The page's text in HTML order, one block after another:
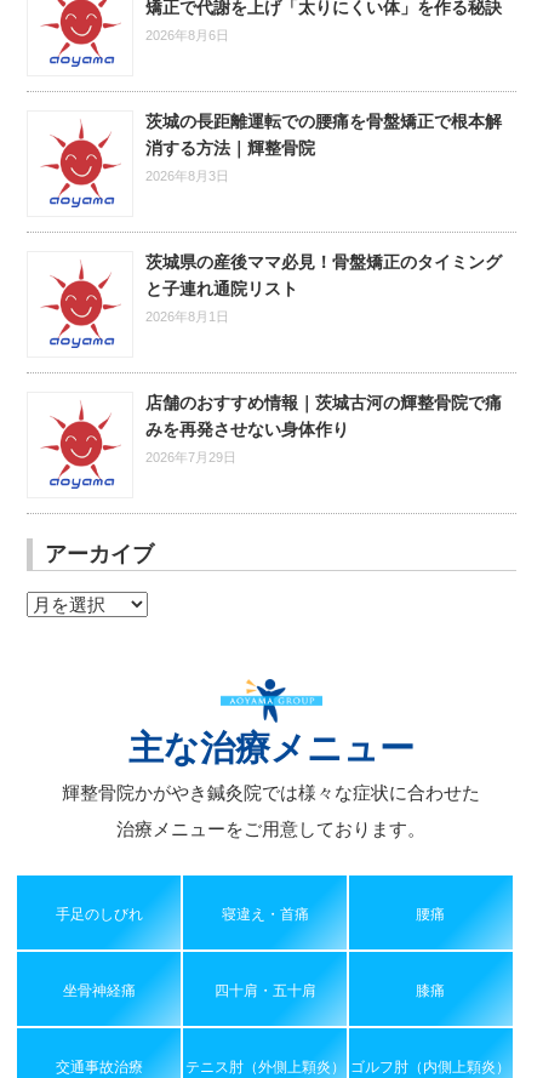
矯正で代謝を上げ「太りにくい体」を作る秘訣
2026年8月6日
茨城の長距離運転での腰痛を骨盤矯正で根本解
消する方法｜輝整骨院
2026年8月3日
茨城県の産後ママ必見！骨盤矯正のタイミング
と子連れ通院リスト
2026年8月1日
店舗のおすすめ情報｜茨城古河の輝整骨院で痛
みを再発させない身体作り
2026年7月29日
アーカイブ
ア
主な治療メニュー
輝整骨院かがやき鍼灸院では様々な症状に合わせた
治療メニューをご用意しております。
手足のしびれ 寝違え・首痛 腰痛
坐骨神経痛 四十肩・五十肩 膝痛
交通事故治療 テニス肘（外側上顆炎） ゴルフ肘（内側上顆炎）